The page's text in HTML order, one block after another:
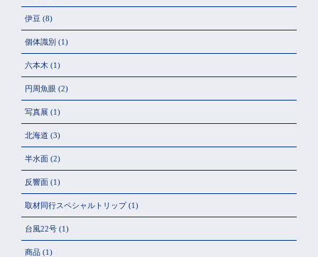
伊豆 (8)
個体識別 (1)
六本木 (1)
円周魚眼 (2)
写真展 (1)
北海道 (3)
半水面 (2)
反響面 (1)
取材同行スペシャルトリップ(1)
台風22号 (1)
商品 (1)